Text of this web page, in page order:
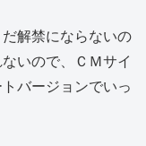
解禁にならないの
いので、ＣＭサイ
バージョンでいっ